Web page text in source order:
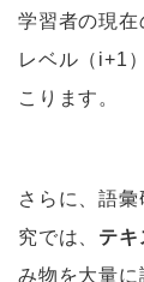
学習者の現
レベル（i+1
こります。
さらに、語
究では、 テキ
み物を大量